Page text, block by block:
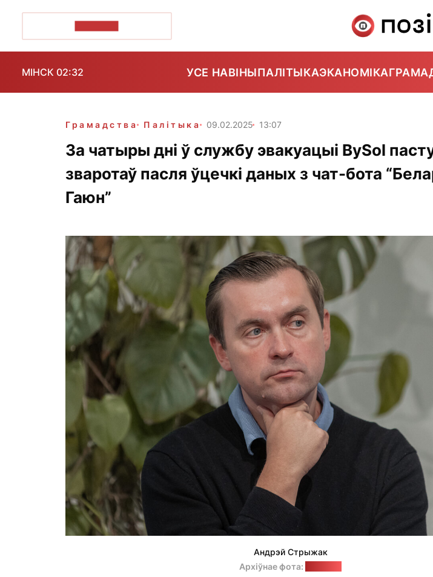
МІНСК 02:32 УСЕ НАВІНЫПАЛІТЫКАЭКАНОМІКА
Грамадства Палітыка 09.02.2025 13:07
За чатыры дні ў службу эвакуацыі BySol
зваротаў пасля ўцечкі даных з чат-бота
Гаюн”
Андрэй Стрыжак
Архіўнае фота: